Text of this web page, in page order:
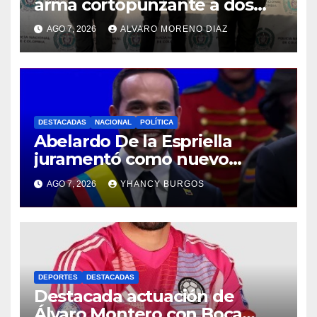
arma cortopunzante a dos
personas en Tumaco
AGO 7, 2026 ALVARO MORENO DIAZ
DESTACADAS NACIONAL POLÍTICA
Abelardo De la Espriella
juramentó como nuevo
presidente de Colombia 2026-
2030
AGO 7, 2026 YHANCY BURGOS
DEPORTES DESTACADAS
Destacada actuación de